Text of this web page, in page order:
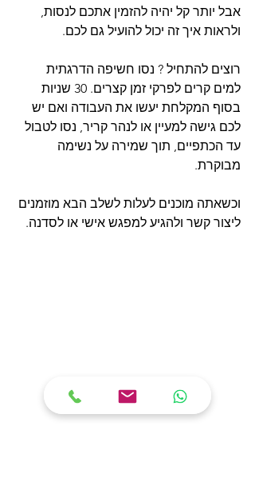
אבל יותר קל יהיה להזמין אתכם לנסות,
ולראות איך זה יכול להועיל גם לכם.
רוצים להתחיל ? נסו חשיפה הדרגתית
למים קרים לפרקי זמן קצרים. 30 שניות
בסוף המקלחת יעשו את העבודה ואם יש
לכם גישה למעיין או לנהר קריר, נסו לטבול
עד הכתפיים, תוך שמירה על נשימה
מבוקרת.
וכשאתה מוכנים לעלות לשלב הבא מוזמנים
ליצור קשר ולהגיע למפגש אישי או לסדנה.